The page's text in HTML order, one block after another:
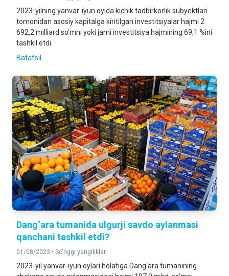
2023-yilning yanvar-iyun oyida kichik tadbirkorlik subyektlari
tomonidan asosiy kapitalga kiritilgan investitsiyalar hajmi 2
692,2 milliard so‘mni yoki jami investitsiya hajmining 69,1 %ini
tashkil etdi.
Batafsil ...
Dang‘ara tumanida ulgurji savdo aylanmasi
qanchani tashkil etdi?
01/08/2023 • So'nggi yangiliklar
2023-yil yanvar-iyun oylari holatiga Dang‘ara tumanining